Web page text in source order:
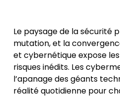
Le paysage de la sécurité
mutation, et la
et cybernétique expose
risques inédits. Les
l’apanage des géants
réalité quotidienne pour